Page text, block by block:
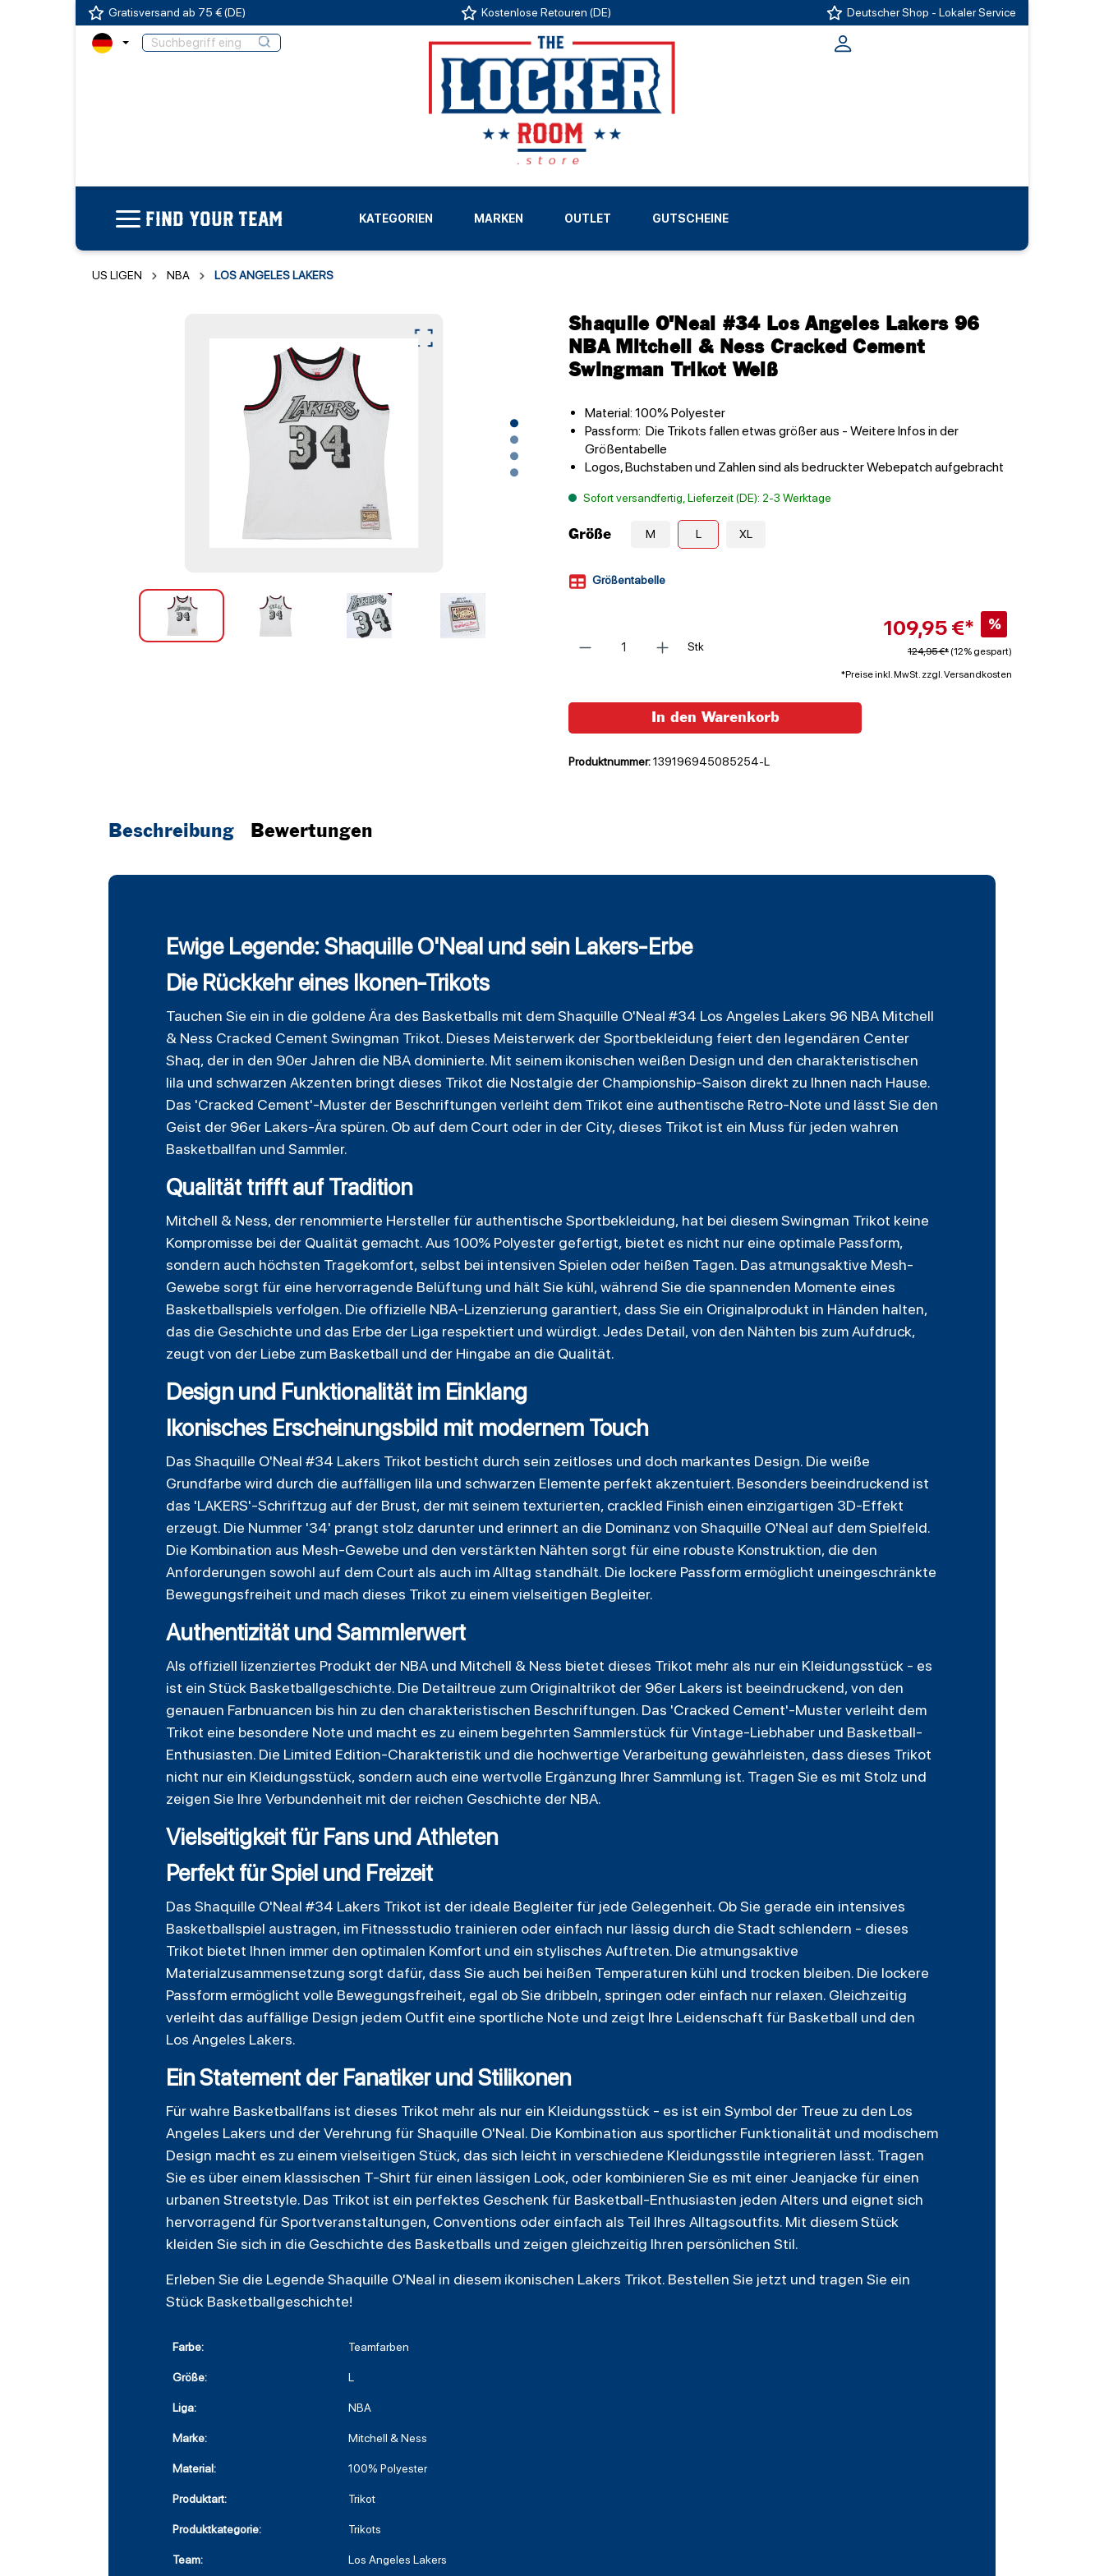
Gratisversand ab 75 € (DE) Kostenlose Retouren (DE) Deutscher Shop - Lokaler Service
FIND YOUR TEAM KATEGORIEN MARKEN
LIGEN
OUTLET GUTSCHEINE
US LIGEN NBA LOS ANGELES LAKERS
Shaquile O'Neal #34 Los Angeles Lakers 96
NBA Mitchell & Ness Cracked Cement
Swingman Trikot Weiß
Material: 100% Polyester
Passform: Die Trikots fallen etwas größer aus - Weitere Infos in der
Größentabelle
Logos, Buchstaben und Zahlen sind als bedruckter Webepatch aufgebracht
Sofort versandfertig, Lieferzeit (DE): 2-3 Werktage
Größe M L XL
Größentabelle
Stk
109,95 €* %
124,95 €* (12% gespart)
*Preise inkl. MwSt. zzgl. Versandkosten
In den Warenkorb
Produktnummer:139196945085254-L
Beschreibung Bewertungen
Ewige Legende: Shaquille O'Neal und sein Lakers-Erbe
Die Rückkehr eines Ikonen-Trikots
Tauchen Sie ein in die goldene Ära des Basketballs mit dem Shaquille O'Neal #34 Los Angeles Lakers 96 NBA Mitchell
& Ness Cracked Cement Swingman Trikot. Dieses Meisterwerk der Sportbekleidung feiert den legendären Center
Shaq, der in den 90er Jahren die NBA dominierte. Mit seinem ikonischen weißen Design und den charakteristischen
lila und schwarzen Akzenten bringt dieses Trikot die Nostalgie der Championship-Saison direkt zu Ihnen nach Hause.
Das 'Cracked Cement'-Muster der Beschriftungen verleiht dem Trikot eine authentische Retro-Note und lässt Sie den
Geist der 96er Lakers-Ära spüren. Ob auf dem Court oder in der City, dieses Trikot ist ein Muss für jeden wahren
Basketballfan und Sammler.
Qualität trifft auf Tradition
Mitchell & Ness, der renommierte Hersteller für authentische Sportbekleidung, hat bei diesem Swingman Trikot keine
Kompromisse bei der Qualität gemacht. Aus 100% Polyester gefertigt, bietet es nicht nur eine optimale Passform,
sondern auch höchsten Tragekomfort, selbst bei intensiven Spielen oder heißen Tagen. Das atmungsaktive Mesh-
Gewebe sorgt für eine hervorragende Belüftung und hält Sie kühl, während Sie die spannenden Momente eines
Basketballspiels verfolgen. Die offizielle NBA-Lizenzierung garantiert, dass Sie ein Originalprodukt in Händen halten,
das die Geschichte und das Erbe der Liga respektiert und würdigt. Jedes Detail, von den Nähten bis zum Aufdruck,
zeugt von der Liebe zum Basketball und der Hingabe an die Qualität.
Design und Funktionalität im Einklang
Ikonisches Erscheinungsbild mit modernem Touch
Das Shaquille O'Neal #34 Lakers Trikot besticht durch sein zeitloses und doch markantes Design. Die weiße
Grundfarbe wird durch die auffälligen lila und schwarzen Elemente perfekt akzentuiert. Besonders beeindruckend ist
das 'LAKERS'-Schriftzug auf der Brust, der mit seinem texturierten, crackled Finish einen einzigartigen 3D-Effekt
erzeugt. Die Nummer '34' prangt stolz darunter und erinnert an die Dominanz von Shaquille O'Neal auf dem Spielfeld.
Die Kombination aus Mesh-Gewebe und den verstärkten Nähten sorgt für eine robuste Konstruktion, die den
Anforderungen sowohl auf dem Court als auch im Alltag standhält. Die lockere Passform ermöglicht uneingeschränkte
Bewegungsfreiheit und mach dieses Trikot zu einem vielseitigen Begleiter.
Authentizität und Sammlerwert
Als offiziell lizenziertes Produkt der NBA und Mitchell & Ness bietet dieses Trikot mehr als nur ein Kleidungsstück - es
ist ein Stück Basketballgeschichte. Die Detailtreue zum Originaltrikot der 96er Lakers ist beeindruckend, von den
genauen Farbnuancen bis hin zu den charakteristischen Beschriftungen. Das 'Cracked Cement'-Muster verleiht dem
Trikot eine besondere Note und macht es zu einem begehrten Sammlerstück für Vintage-Liebhaber und Basketball-
Enthusiasten. Die Limited Edition-Charakteristik und die hochwertige Verarbeitung gewährleisten, dass dieses Trikot
nicht nur ein Kleidungsstück, sondern auch eine wertvolle Ergänzung Ihrer Sammlung ist. Tragen Sie es mit Stolz und
zeigen Sie Ihre Verbundenheit mit der reichen Geschichte der NBA.
Vielseitigkeit für Fans und Athleten
Perfekt für Spiel und Freizeit
Das Shaquille O'Neal #34 Lakers Trikot ist der ideale Begleiter für jede Gelegenheit. Ob Sie gerade ein intensives
Basketballspiel austragen, im Fitnessstudio trainieren oder einfach nur lässig durch die Stadt schlendern - dieses
Trikot bietet Ihnen immer den optimalen Komfort und ein stylisches Auftreten. Die atmungsaktive
Materialzusammensetzung sorgt dafür, dass Sie auch bei heißen Temperaturen kühl und trocken bleiben. Die lockere
Passform ermöglicht volle Bewegungsfreiheit, egal ob Sie dribbeln, springen oder einfach nur relaxen. Gleichzeitig
verleiht das auffällige Design jedem Outfit eine sportliche Note und zeigt Ihre Leidenschaft für Basketball und den
Los Angeles Lakers.
Ein Statement der Fanatiker und Stilikonen
Für wahre Basketballfans ist dieses Trikot mehr als nur ein Kleidungsstück - es ist ein Symbol der Treue zu den Los
Angeles Lakers und der Verehrung für Shaquille O'Neal. Die Kombination aus sportlicher Funktionalität und modischem
Design macht es zu einem vielseitigen Stück, das sich leicht in verschiedene Kleidungsstile integrieren lässt. Tragen
Sie es über einem klassischen T-Shirt für einen lässigen Look, oder kombinieren Sie es mit einer Jeanjacke für einen
urbanen Streetstyle. Das Trikot ist ein perfektes Geschenk für Basketball-Enthusiasten jeden Alters und eignet sich
hervorragend für Sportveranstaltungen, Conventions oder einfach als Teil Ihres Alltagsoutfits. Mit diesem Stück
kleiden Sie sich in die Geschichte des Basketballs und zeigen gleichzeitig Ihren persönlichen Stil.
Erleben Sie die Legende Shaquille O'Neal in diesem ikonischen Lakers Trikot. Bestellen Sie jetzt und tragen Sie ein
Stück Basketballgeschichte!
Farbe: Teamfarben
Größe: L
Liga: NBA
Marke: Mitchell & Ness
Material: 100% Polyester
Produktart: Trikot
Produktkategorie: Trikots
Team: Los Angeles Lakers